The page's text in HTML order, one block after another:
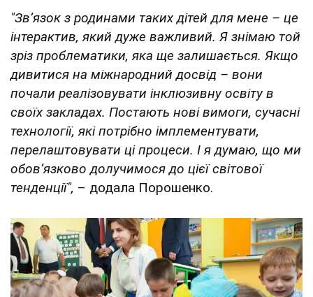
"Зв’язок з родинами таких дітей для мене – це
інтерактив, який дуже важливий. Я знімаю той
зріз проблематики, яка ще залишається. Якщо
дивитися на міжнародний досвід – вони
почали реалізовувати інклюзивну освіту в
своїх закладах. Постають нові вимоги, сучасні
технології, які потрібно імплементувати,
перелаштовувати ці процеси. І я думаю, що ми
обов’язково долучимося до цієї світової
тенденції", – додала Порошенко.